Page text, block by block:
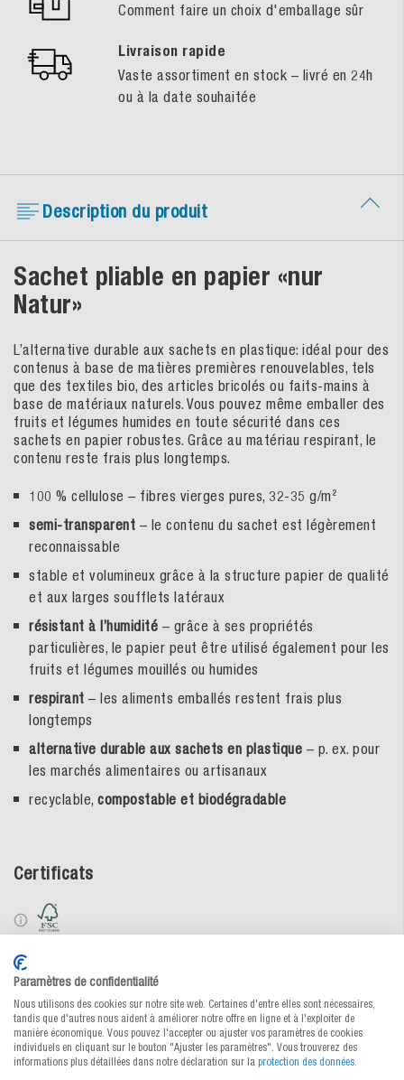
Comment faire un choix d'emballage sûr
Livraison rapide
Vaste assortiment en stock – livré en 24h
ou à la date souhaitée
Description du produit
Sachet pliable en papier «nur
Natur»
L’alternative durable aux sachets en plastique: idéal pour des
contenus à base de matières premières renouvelables, tels
que des textiles bio, des articles bricolés ou faits-mains à
base de matériaux naturels. Vous pouvez même emballer des
fruits et légumes humides en toute sécurité dans ces
sachets en papier robustes. Grâce au matériau respirant, le
contenu reste frais plus longtemps.
100 % cellulose – fibres vierges pures, 32-35 g/m²
semi-transparent – le contenu du sachet est légèrement
reconnaissable
stable et volumineux grâce à la structure papier de qualité
et aux larges soufflets latéraux
résistant à l’humidité – grâce à ses propriétés
particulières, le papier peut être utilisé également pour les
fruits et légumes mouillés ou humides
respirant – les aliments emballés restent frais plus
longtemps
alternative durable aux sachets en plastique – p. ex. pour
les marchés alimentaires ou artisanaux
recyclable, compostable et biodégradable
Certificats
Vers le tableau des commandes ↑
Demander des conseils
Paramètres de confidentialité
Nous utilisons des cookies sur notre site web. Certaines d'entre elles sont nécessaires,
tandis que d'autres nous aident à améliorer notre offre en ligne et à l'exploiter de
manière économique. Vous pouvez l'accepter ou ajuster vos paramètres de cookies
individuels en cliquant sur le bouton "Ajuster les paramètres". Vous trouverez des
informations plus détaillées dans notre déclaration sur la protection des données.